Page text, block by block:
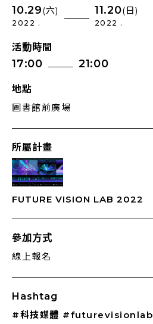
10.29(六)
2022 .
11.20(日)
2022 .
活動時間
17:00 21:00
地點
圖書館前廣場
所屬計畫
FUTURE VISION LAB 2022
參加方式
線上報名
Hashtag
#科技媒體 #futurevisionlab